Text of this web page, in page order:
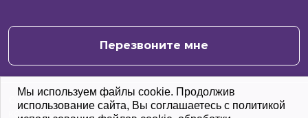
Перезвоните мне
© 2026 Moo.Team. С заботой о вашей
Мы используем файлы cookie. Продолжив
использование сайта, Вы соглашаетесь с политикой